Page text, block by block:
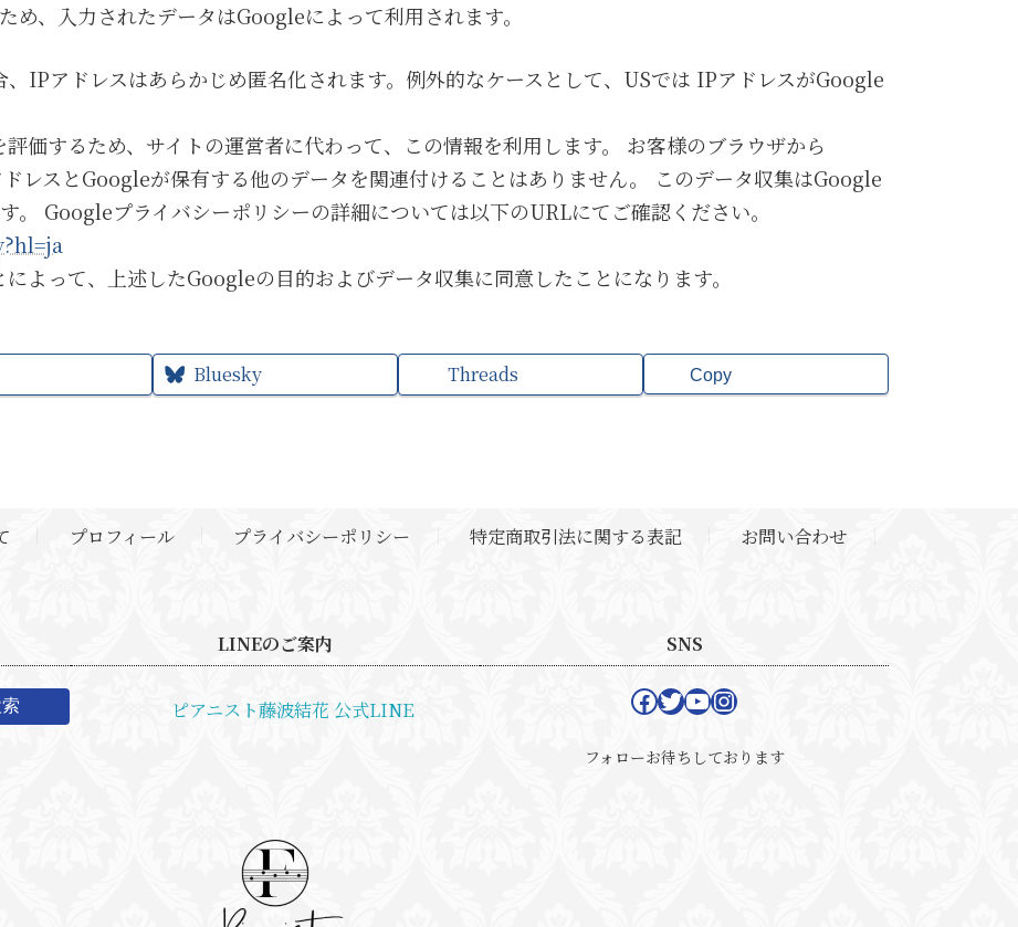
め、入力されたデータはGoogleによって利用されます。
IPアドレスはあらかじめ匿名化されます。例外的なケースとして、USでは IPアドレスがGoogle
価するため、サイトの運営者に代わって、この情報を利用します。 お客様のブラウザから
レスとGoogleが保有する他のデータを関連付けることはありません。 このデータ収集はGoogle
。 Googleプライバシーポリシーの詳細については以下のURLにてご確認ください。
よって、上述したGoogleの目的およびデータ収集に同意したことになります。
Bluesky Threads Copy
プロフィール プライバシーポリシー 特定商取引法に関する表記 お問い合わせ
LINEのご案内
ピアニスト藤波結花 公式LINE
SNS
Facebook
Twitter
YouTube
Instagram
フォローお待ちしております